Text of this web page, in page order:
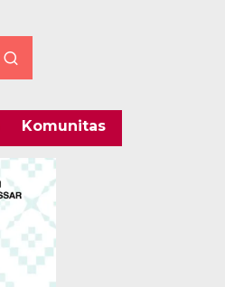
Komunitas